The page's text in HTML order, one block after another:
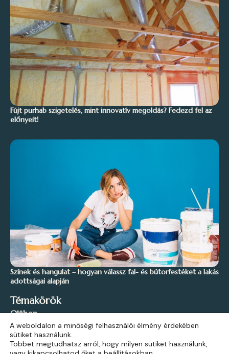
Fújt purhab szigetelés, mint innovatív megoldás? Fedezd fel az
előnyeit!
Színek és hangulat – hogyan válassz fal- és bútorfestéket a lakás
adottságai alapján
Témakörök
Otthon
Stílus és Inspiráció
Kert és Szabadidő
A weboldalon a minőségi felhasználói élmény érdekében
sütiket használunk.
Többet megtudhatsz arról, hogy milyen sütiket használunk,